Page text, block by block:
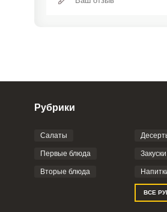
Фото до 4 шт, до 5 mb
Отправляя эту форму, вы
Политикой
Рубрики
Салаты
Первые блюда
Вторые блюда
Закуски
ВСЕ